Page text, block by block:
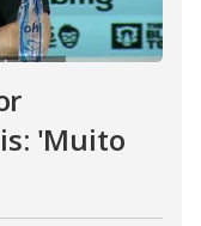
'Muito